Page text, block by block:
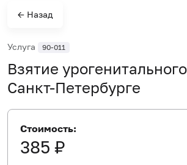
← Назад
Услуга 90-011
Взятие
Санкт-Петербурге
Стоимость:
385 ₽